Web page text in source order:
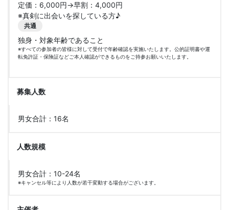
定価：6,000円→早割：4,000円
※真剣に出会いを探している方♪
共通
独身・対象年齢であること
※すべての参加者の皆様に対して受付で年齢確認を実施いたします。公的証明書や運
転免許証・保険証などご本人確認ができるものをご持参お願いいたします。
募集人数
男女合計：16名
人数規模
男女合計：10-24名
※キャンセル等により人数が若干変動する場合がございます。